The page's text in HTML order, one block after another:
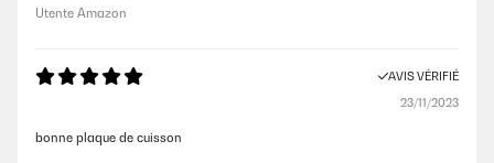
Utente Amazon
AVIS VÉRIFIÉ
23/11/2023
bonne plaque de cuisson